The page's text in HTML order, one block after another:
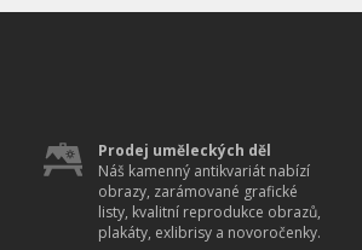
Prodej uměleckých děl
Náš kamenný antikvariát nabízí
obrazy, zarámované grafické
listy, kvalitní reprodukce obrazů,
plakáty, exlibrisy a novoročenky.